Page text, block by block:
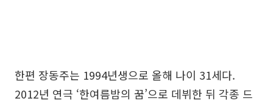
한편 장동주는 1994년생으로 올해 나이 31세다.
2012년 연극 ‘한여름밤의 꿈’으로 데뷔한 뒤 각종 드